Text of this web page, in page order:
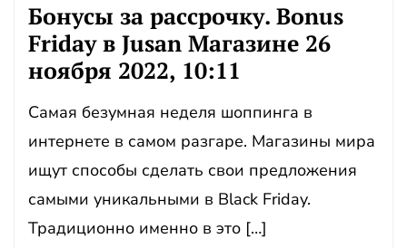
Бонусы за рассрочку. Bonus
Friday в Jusan Магазине 26
ноября 2022, 10:11
Самая безумная неделя шоппинга в
интернете в самом разгаре. Магазины мира
ищут способы сделать свои предложения
самыми уникальными в Black Friday.
Традиционно именно в это […]